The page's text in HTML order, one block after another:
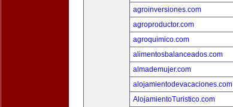
agroinversiones.com
agroproductor.com
agroquimico.com
alimentosbalanceados.com
almademujer.com
alojamientodevacaciones.com
AlojamientoTuristico.com